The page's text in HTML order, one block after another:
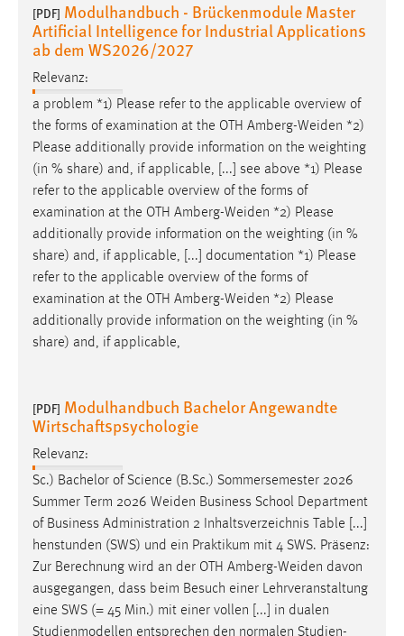
[PDF] Modulhandbuch - Brückenmodule Master
Artificial Intelligence for Industrial Applications
ab dem WS2026/2027
Relevanz:
a problem *1) Please refer to the applicable overview of
the forms of examination at the OTH Amberg-Weiden *2)
Please additionally provide information on the weighting
(in % share) and, if applicable, [...] see above *1) Please
refer to the applicable overview of the forms of
examination at the OTH Amberg-Weiden *2) Please
additionally provide information on the weighting (in %
share) and, if applicable, [...] documentation *1) Please
refer to the applicable overview of the forms of
examination at the OTH Amberg-Weiden *2) Please
additionally provide information on the weighting (in %
share) and, if applicable,
[PDF] Modulhandbuch Bachelor Angewandte
Wirtschaftspsychologie
Relevanz:
Sc.) Bachelor of Science (B.Sc.) Sommersemester 2026
Summer Term 2026 Weiden Business School Department
of Business Administration 2 Inhaltsverzeichnis Table [...]
henstunden (SWS) und ein Praktikum mit 4 SWS. Präsenz:
Zur Berechnung wird an der OTH Amberg-Weiden davon
ausgegangen, dass beim Besuch einer Lehrveranstaltung
eine SWS (= 45 Min.) mit einer vollen [...] in dualen
Studienmodellen entsprechen den normalen Studien-